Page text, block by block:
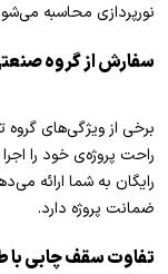
نورپردازی محاسبه
سفارش از گروه
برخی از ویژگی‌های
راحت پروژه‌ی خود را
رایگان به شما ارائه
ضمانت پروژه دارد.
تفاوت سقف چابی